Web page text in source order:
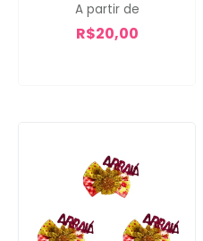
A partir de
R$20,00